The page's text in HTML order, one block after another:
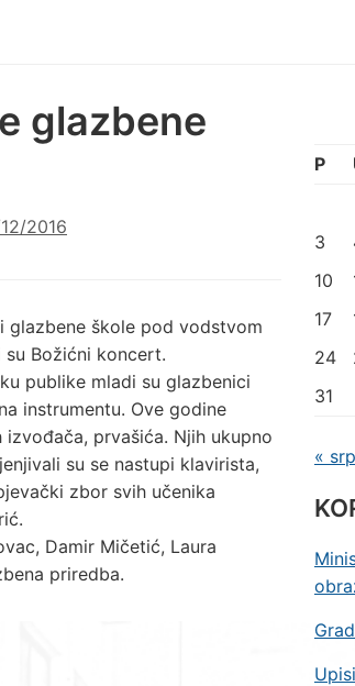
glazbene
2016
glazbene škole pod vodstvom
Božićni koncert.
publike mladi su glazbenici
instrumentu. Ove godine
prvašića. Njih ukupno
su se nastupi klavirista,
zbor svih učenika
Damir Mičetić, Laura
priredba.
P
3
10
17
24
31
« srp